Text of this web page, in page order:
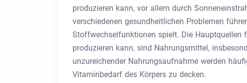
produzieren kann, vor allem durch
verschiedenen gesundheitlichen Problemen
Stoffwechselfunktionen spielt. Die Hauptquellen
produzieren kann, sind Nahrungsmittel,
unzureichender Nahrungsaufnahme werden
Vitaminbedarf des Körpers zu decken.